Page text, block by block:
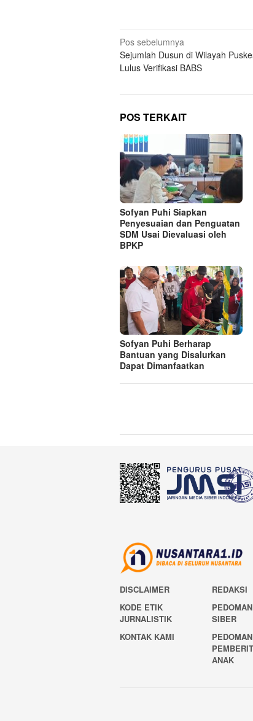
Navigasi
pos
Pos sebelumnya
Sejumlah Dusun di Wilayah
Lulus Verifikasi BABS
POS TERKAIT
Sofyan Puhi Siapkan
Penyesuaian dan Penguatan
SDM Usai Dievaluasi oleh
BPKP
Sofyan Puhi Berharap
Bantuan yang Disalurkan
Dapat Dimanfaatkan
DISCLAIMER REDAKSI
KODE ETIK
JURNALISTIK
SIBER
KONTAK KAMI
PEDOMAN
ANAK